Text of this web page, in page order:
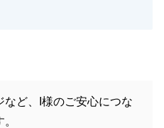
ど、I様のご安心につな